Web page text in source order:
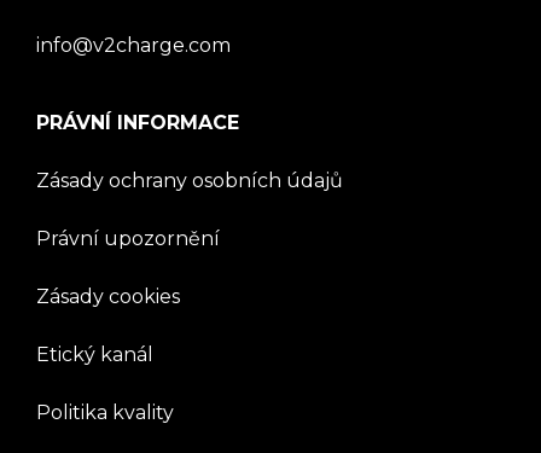
info@v2charge.com
PRÁVNÍ INFORMACE
Zásady ochrany osobních údajů
Právní upozornění
Zásady cookies
Etický kanál
Politika kvality